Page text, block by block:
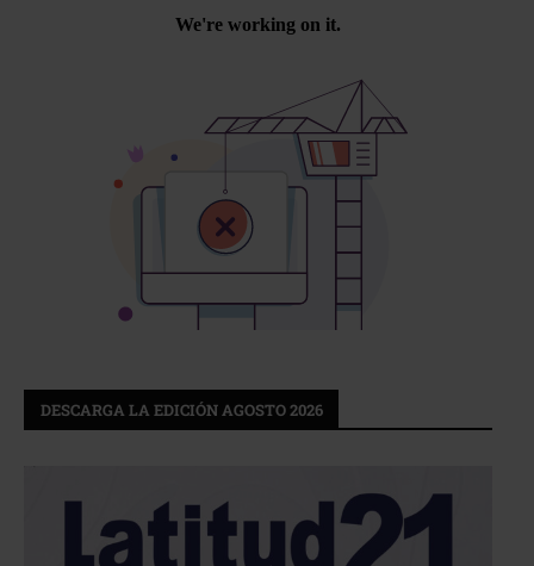
DESCARGA LA EDICIÓN AGOSTO 2026